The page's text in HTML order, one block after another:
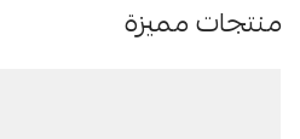
منتجات مميزة